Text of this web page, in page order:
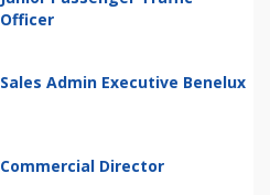
Officer
Sales Admin Executive Benelux
Commercial Director